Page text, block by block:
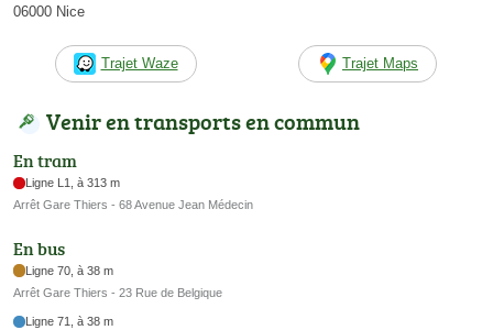
06000 Nice
Trajet Waze Trajet Maps
Venir en transports en commun
En tram
Ligne L1, à 313 m
Arrêt Gare Thiers - 68 Avenue Jean Médecin
En bus
Ligne 70, à 38 m
Arrêt Gare Thiers - 23 Rue de Belgique
Ligne 71, à 38 m